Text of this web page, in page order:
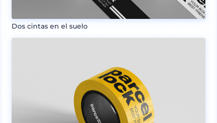
Dos cintas en el suelo